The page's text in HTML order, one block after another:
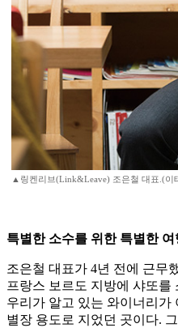
▲링켄리브(Link&Leave) 조은철 대표.(이
특별한 소수를 위한 특별한
조은철 대표가 4년 전에 근무
프랑스 보르도 지방에 샤또
우리가 알고 있는 와이너리가
별장 용도로 지었던 곳이다.